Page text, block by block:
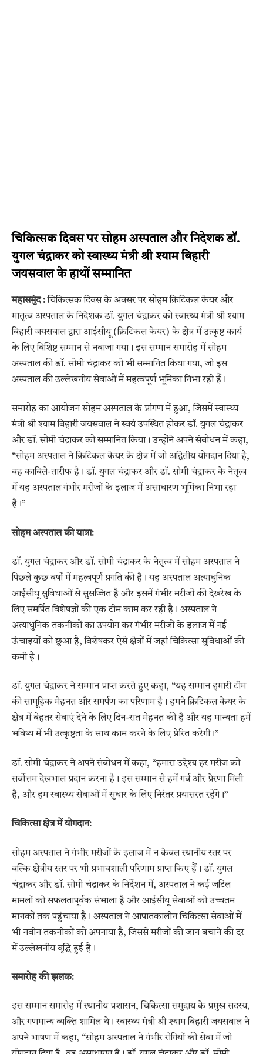
चिकित्सक दिवस पर सोहम अस्पताल और निदेशक डॉ.
युगल चंद्राकर को स्वास्थ्य मंत्री श्री श्याम बिहारी
जयसवाल के हाथों सम्मानित
महासमुंद :चिकित्सक दिवस के अवसर पर सोहम क्रिटिकल केयर और
मातृत्व अस्पताल के निदेशक डॉ. युगल चंद्राकर को स्वास्थ्य मंत्री श्री श्याम
बिहारी जयसवाल द्वारा आईसीयू (क्रिटिकल केयर) के क्षेत्र में उत्कृष्ट कार्य
के लिए विशिष्ट सम्मान से नवाजा गया। इस सम्मान समारोह में सोहम
अस्पताल की डॉ. सोमी चंद्राकर को भी सम्मानित किया गया, जो इस
अस्पताल की उल्लेखनीय सेवाओं में महत्वपूर्ण भूमिका निभा रही हैं।
समारोह का आयोजन सोहम अस्पताल के प्रांगण में हुआ, जिसमें स्वास्थ्य
मंत्री श्री श्याम बिहारी जयसवाल ने स्वयं उपस्थित होकर डॉ. युगल चंद्राकर
और डॉ. सोमी चंद्राकर को सम्मानित किया। उन्होंने अपने संबोधन में कहा,
“सोहम अस्पताल ने क्रिटिकल केयर के क्षेत्र में जो अद्वितीय योगदान दिया है,
वह काबिले-तारीफ है। डॉ. युगल चंद्राकर और डॉ. सोमी चंद्राकर के नेतृत्व
में यह अस्पताल गंभीर मरीजों के इलाज में असाधारण भूमिका निभा रहा
है।”
सोहम अस्पताल की यात्रा:
डॉ. युगल चंद्राकर और डॉ. सोमी चंद्राकर के नेतृत्व में सोहम अस्पताल ने
पिछले कुछ वर्षों में महत्वपूर्ण प्रगति की है। यह अस्पताल अत्याधुनिक
आईसीयू सुविधाओं से सुसज्जित है और इसमें गंभीर मरीजों की देखरेख के
लिए समर्पित विशेषज्ञों की एक टीम काम कर रही है। अस्पताल ने
अत्याधुनिक तकनीकों का उपयोग कर गंभीर मरीजों के इलाज में नई
ऊंचाइयों को छुआ है, विशेषकर ऐसे क्षेत्रों में जहां चिकित्सा सुविधाओं की
कमी है।
डॉ. युगल चंद्राकर ने सम्मान प्राप्त करते हुए कहा, “यह सम्मान हमारी टीम
की सामूहिक मेहनत और समर्पण का परिणाम है। हमने क्रिटिकल केयर के
क्षेत्र में बेहतर सेवाएं देने के लिए दिन-रात मेहनत की है और यह मान्यता हमें
भविष्य में भी उत्कृष्टता के साथ काम करने के लिए प्रेरित करेगी।”
डॉ. सोमी चंद्राकर ने अपने संबोधन में कहा, “हमारा उद्देश्य हर मरीज को
सर्वोत्तम देखभाल प्रदान करना है। इस सम्मान से हमें गर्व और प्रेरणा मिली
है, और हम स्वास्थ्य सेवाओं में सुधार के लिए निरंतर प्रयासरत रहेंगे।”
चिकित्सा क्षेत्र में योगदान:
सोहम अस्पताल ने गंभीर मरीजों के इलाज में न केवल स्थानीय स्तर पर
बल्कि क्षेत्रीय स्तर पर भी प्रभावशाली परिणाम प्राप्त किए हैं। डॉ. युगल
चंद्राकर और डॉ. सोमी चंद्राकर के निर्देशन में, अस्पताल ने कई जटिल
मामलों को सफलतापूर्वक संभाला है और आईसीयू सेवाओं को उच्चतम
मानकों तक पहुंचाया है। अस्पताल ने आपातकालीन चिकित्सा सेवाओं में
भी नवीन तकनीकों को अपनाया है, जिससे मरीजों की जान बचाने की दर
में उल्लेखनीय वृद्धि हुई है।
समारोह की झलक:
इस सम्मान समारोह में स्थानीय प्रशासन, चिकित्सा समुदाय के प्रमुख सदस्य,
और गणमान्य व्यक्ति शामिल थे। स्वास्थ्य मंत्री श्री श्याम बिहारी जयसवाल ने
अपने भाषण में कहा, “सोहम अस्पताल ने गंभीर रोगियों की सेवा में जो